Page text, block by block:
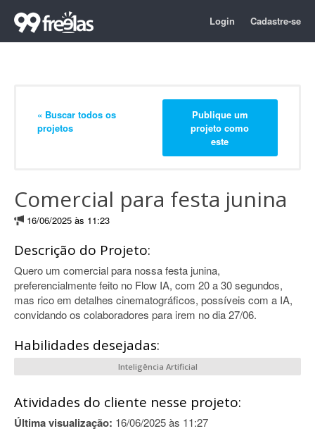
Login Cadastre-se
« Buscar todos os
projetos
Publique um
projeto como
este
Comercial para festa junina
16/06/2025 às 11:23
Descrição do Projeto:
Quero um comercial para nossa festa junina,
preferencialmente feito no Flow IA, com 20 a 30 segundos,
mas rico em detalhes cinematográficos, possíveis com a IA,
convidando os colaboradores para irem no dia 27/06.
Habilidades desejadas:
Inteligência Artificial
Atividades do cliente nesse projeto:
Última visualização: 16/06/2025 às 11:27